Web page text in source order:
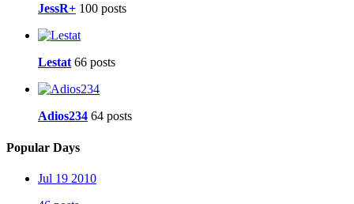
JessR+ 100 posts
Lestat 66 posts
Adios234 64 posts
Popular Days
Jul 19 2010